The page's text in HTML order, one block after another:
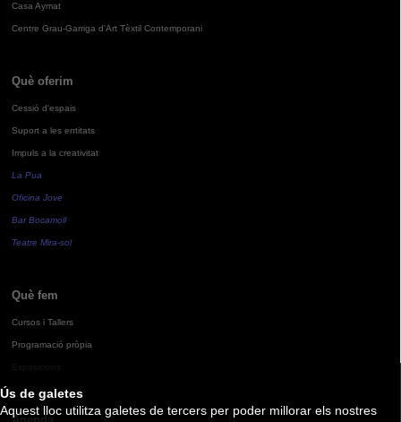
Ús de galetes
Aquest lloc utilitza galetes de tercers per poder millorar els nostres
Casa Aymat
Centre Grau-Garriga d'Art Tèxtil Contemporani
Què oferim
Cessió d'espais
Suport a les entitats
Impuls a la creativitat
La Pua
Oficina Jove
Bar Bocamoll
Teatre Mira-sol
Què fem
Cursos i Tallers
Programació pròpia